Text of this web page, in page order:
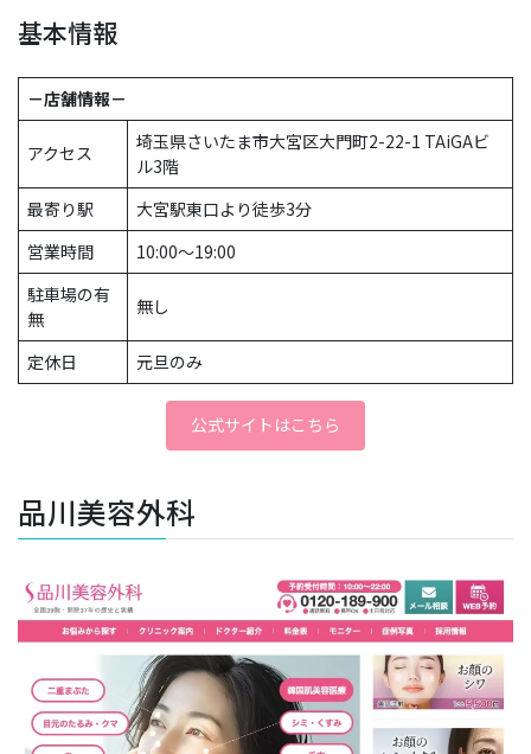
基本情報
－店舗情報－
アクセス
埼玉県さいたま市大宮区大門町2-22-1 TAiGAビ
ル3階
最寄り駅
大宮駅東口より徒歩3分
営業時間
10:00～19:00
駐車場の有
無
無し
定休日 元旦のみ
公式サイトはこちら
品川美容外科